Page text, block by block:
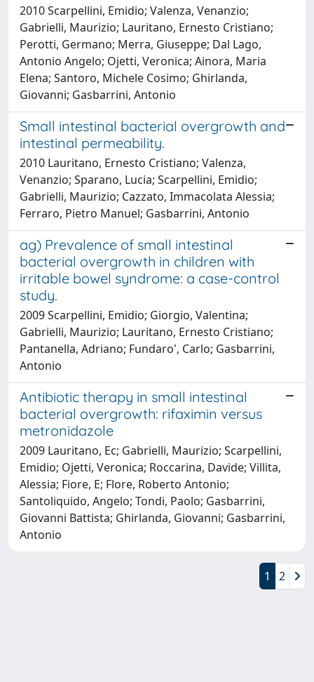
2010 Scarpellini, Emidio; Valenza, Venanzio;
Gabrielli, Maurizio; Lauritano, Ernesto Cristiano;
Perotti, Germano; Merra, Giuseppe; Dal Lago,
Antonio Angelo; Ojetti, Veronica; Ainora, Maria
Elena; Santoro, Michele Cosimo; Ghirlanda,
Giovanni; Gasbarrini, Antonio
Small intestinal bacterial overgrowth and
intestinal permeability.
2010 Lauritano, Ernesto Cristiano; Valenza,
Venanzio; Sparano, Lucia; Scarpellini, Emidio;
Gabrielli, Maurizio; Cazzato, Immacolata Alessia;
Ferraro, Pietro Manuel; Gasbarrini, Antonio
ag) Prevalence of small intestinal
bacterial overgrowth in children with
irritable bowel syndrome: a case-control
study.
2009 Scarpellini, Emidio; Giorgio, Valentina;
Gabrielli, Maurizio; Lauritano, Ernesto Cristiano;
Pantanella, Adriano; Fundaro', Carlo; Gasbarrini,
Antonio
Antibiotic therapy in small intestinal
bacterial overgrowth: rifaximin versus
metronidazole
2009 Lauritano, Ec; Gabrielli, Maurizio; Scarpellini,
Emidio; Ojetti, Veronica; Roccarina, Davide; Villita,
Alessia; Fiore, E; Flore, Roberto Antonio;
Santoliquido, Angelo; Tondi, Paolo; Gasbarrini,
Giovanni Battista; Ghirlanda, Giovanni; Gasbarrini,
Antonio
1 2